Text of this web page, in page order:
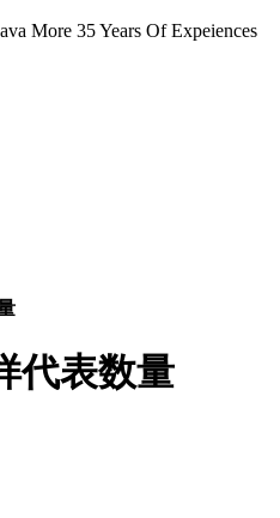
More 35 Years Of Expeiences
代表数量